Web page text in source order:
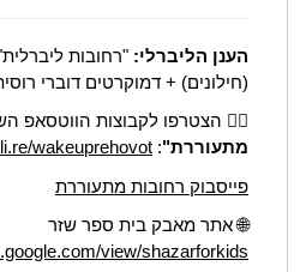
הענן הליברלי: "רחובות
(חילונים) + דמוקרטים דוברי
👈🏻 הצטרפו לקבוצות הווטסאפ
מתעוררת":
wakeuprehovot
פייסבוק רחובות מתעוררת
🌐 אתר מאבק בית ספר שזר
view/shazarforkids